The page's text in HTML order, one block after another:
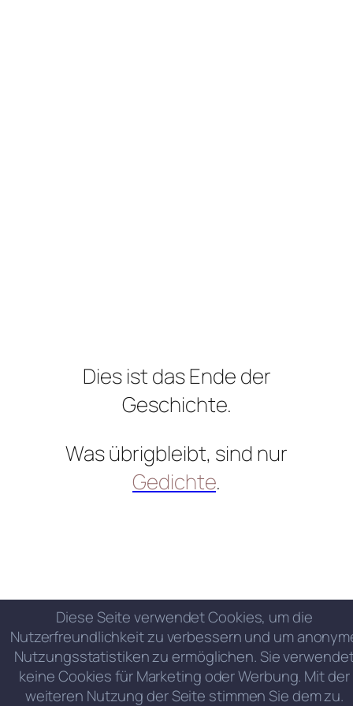
Dies ist das Ende der
Geschichte.
Was übrigbleibt, sind nur
Gedichte.
Diese Seite verwendet Cookies, um die
Nutzerfreundlichkeit zu verbessern und um
Nutzungsstatistiken zu ermöglichen. Sie
keine Cookies für Marketing oder Werbung. Mit der
weiteren Nutzung der Seite stimmen Sie dem zu.